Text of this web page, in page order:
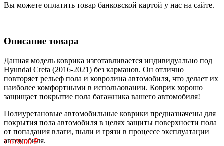
Вы можете оплатить товар банковской картой у нас на сайте.
Описание товара
Данная модель коврика изготавливается индивидуально под
Hyundai Creta (2016-2021) без карманов. Он отлично
повторяет рельеф пола и ковролина автомобиля, что делает их
наиболее комфортными в использовании. Коврик хорошо
защищает покрытие пола багажника вашего автомобиля!
Полиуретановые автомобильные коврики предназначены для
покрытия пола автомобиля в целях защиты поверхности пола
от попадания влаги, пыли и грязи в процессе эксплуатации
автомобиля.
1 679.00 ₽